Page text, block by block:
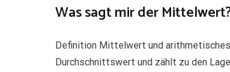
Was sagt mir der
Definition Mittelwert und
Durchschnittswert und zählt zu den